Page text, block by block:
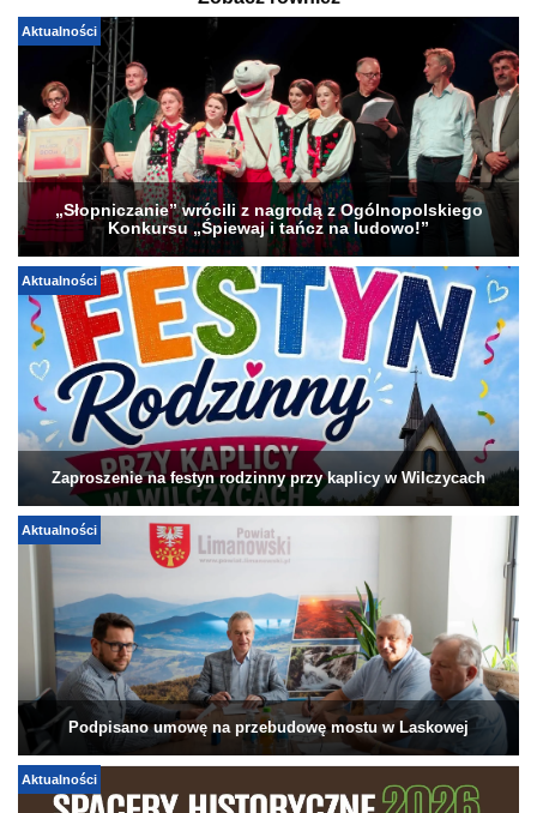
Aktualności
„Słopniczanie” wrócili z nagrodą z Ogólnopolskiego
Konkursu „Śpiewaj i tańcz na ludowo!”
Aktualności
Zaproszenie na festyn rodzinny przy kaplicy w Wilczycach
Aktualności
Podpisano umowę na przebudowę mostu w Laskowej
Aktualności